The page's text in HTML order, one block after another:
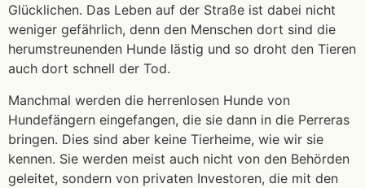
Glücklichen. Das Leben auf der Straße ist dabei nicht
weniger gefährlich, denn den Menschen dort sind die
herumstreunenden Hunde lästig und so droht den Tieren
auch dort schnell der Tod.
Manchmal werden die herrenlosen Hunde von
Hundefängern eingefangen, die sie dann in die Perreras
bringen. Dies sind aber keine Tierheime, wie wir sie
kennen. Sie werden meist auch nicht von den Behörden
geleitet, sondern von privaten Investoren, die mit den